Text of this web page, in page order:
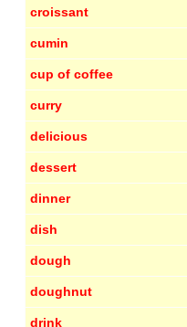
croissant
cumin
cup of coffee
curry
delicious
dessert
dinner
dish
dough
doughnut
drink